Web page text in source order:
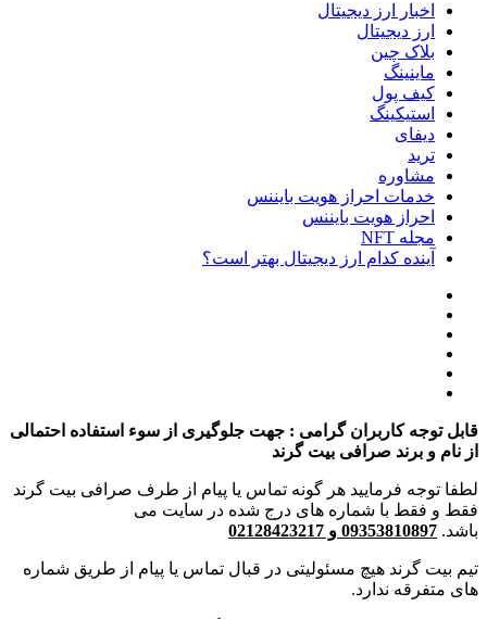
اخبار ارز دیجیتال
ارز دیجیتال
بلاک‌ چین
ماینینگ
کیف پول
استیکینگ
دیفای
ترید
مشاوره
خدمات احراز هویت بایننس
احراز هویت بایننس
مجله NFT
آینده کدام ارز دیجیتال بهتر است؟
قابل توجه کاربران گرامی : جهت جلوگیری از سوء استفاده احتمالی
از نام و برند صرافی بیت گرند
لطفا توجه فرمایید هر گونه تماس یا پیام از طرف صرافی بیت گرند
فقط و فقط با شماره های درج شده در سایت می
باشد. 09353810897 و 02128423217
تیم بیت گرند هیچ مسئولیتی در قبال تماس یا پیام از طریق شماره
های متفرقه ندارد.